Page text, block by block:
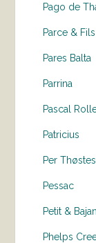
Pago de
Parce & Fils
Pares Balta
Parrina
Pascal
Patricius
Per
Pessac
Petit & Bajan
Phelps